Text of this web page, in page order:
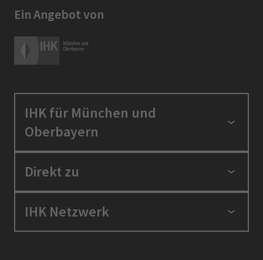
Ein Angebot von
IHK für München und
Oberbayern
Standortpolitik
Berufszugang
Direkt zu
Positionen
IHK Netzwerk